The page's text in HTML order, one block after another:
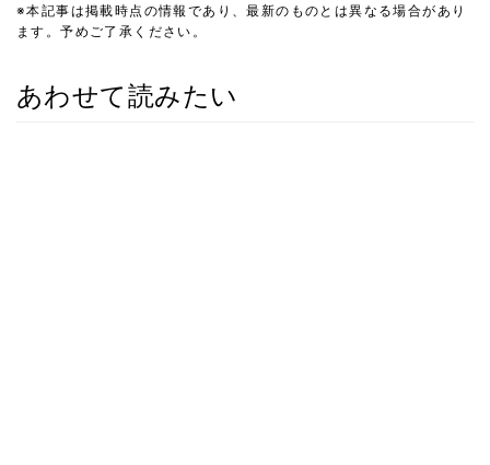
※本記事は掲載時点の情報であり、最新のものとは異なる場合があり
ます。予めご了承ください。
あわせて読みたい